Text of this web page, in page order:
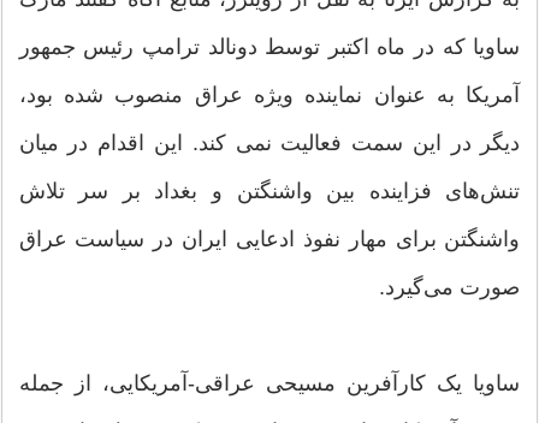
ساویا که در ماه اکتبر توسط دونالد ترامپ رئیس جمهور
آمریکا به عنوان نماینده ویژه عراق منصوب شده بود،
دیگر در این سمت فعالیت نمی کند. این اقدام در میان
تنش‌های فزاینده بین واشنگتن و بغداد بر سر تلاش
واشنگتن برای مهار نفوذ ادعایی ایران در سیاست عراق
صورت می‌گیرد.
ساویا یک کارآفرین مسیحی عراقی-آمریکایی، از جمله